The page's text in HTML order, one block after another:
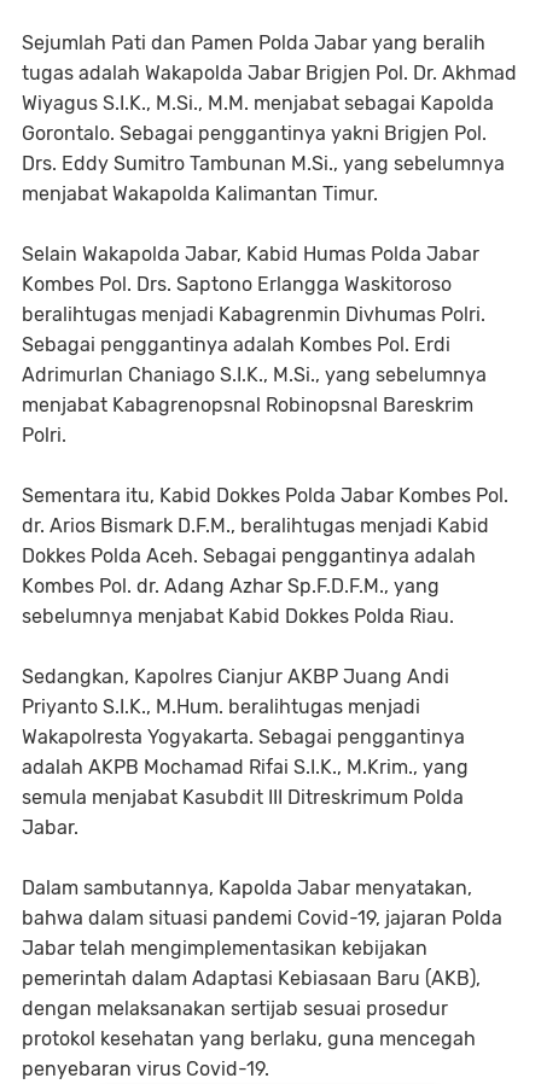
Sejumlah Pati dan Pamen Polda Jabar yang beralih
tugas adalah Wakapolda Jabar Brigjen Pol. Dr. Akhmad
Wiyagus S.I.K., M.Si., M.M. menjabat sebagai Kapolda
Gorontalo. Sebagai penggantinya yakni Brigjen Pol.
Drs. Eddy Sumitro Tambunan M.Si., yang sebelumnya
menjabat Wakapolda Kalimantan Timur.
Selain Wakapolda Jabar, Kabid Humas Polda Jabar
Kombes Pol. Drs. Saptono Erlangga Waskitoroso
beralihtugas menjadi Kabagrenmin Divhumas Polri.
Sebagai penggantinya adalah Kombes Pol. Erdi
Adrimurlan Chaniago S.I.K., M.Si., yang sebelumnya
menjabat Kabagrenopsnal Robinopsnal Bareskrim
Polri.
Sementara itu, Kabid Dokkes Polda Jabar Kombes Pol.
dr. Arios Bismark D.F.M., beralihtugas menjadi Kabid
Dokkes Polda Aceh. Sebagai penggantinya adalah
Kombes Pol. dr. Adang Azhar Sp.F.D.F.M., yang
sebelumnya menjabat Kabid Dokkes Polda Riau.
Sedangkan, Kapolres Cianjur AKBP Juang Andi
Priyanto S.I.K., M.Hum. beralihtugas menjadi
Wakapolresta Yogyakarta. Sebagai penggantinya
adalah AKPB Mochamad Rifai S.I.K., M.Krim., yang
semula menjabat Kasubdit III Ditreskrimum Polda
Jabar.
Dalam sambutannya, Kapolda Jabar menyatakan,
bahwa dalam situasi pandemi Covid-19, jajaran Polda
Jabar telah mengimplementasikan kebijakan
pemerintah dalam Adaptasi Kebiasaan Baru (AKB),
dengan melaksanakan sertijab sesuai prosedur
protokol kesehatan yang berlaku, guna mencegah
penyebaran virus Covid-19.